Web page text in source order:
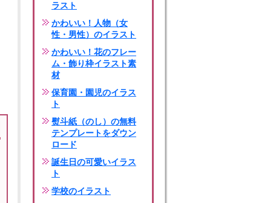
ラスト
かわいい！人物（女
性・男性）のイラスト
かわいい！花のフレー
ム・飾り枠イラスト素
材
保育園・園児のイラス
ト
熨斗紙（のし）の無料
テンプレートをダウン
ロード
誕生日の可愛いイラス
ト
学校のイラスト